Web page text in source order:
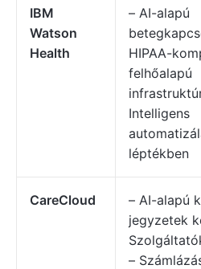
IBM
Watson
Health
– AI-alapú
HIPAA-
felhőalapú
Intelligens
léptékben
CareCloud
– AI-alapú
jegyzetek
–